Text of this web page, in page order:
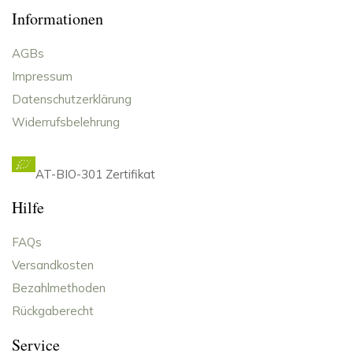
Informationen
AGBs
Impressum
Datenschutzerklärung
Widerrufsbelehrung
AT-BIO-301 Zertifikat
Hilfe
FAQs
Versandkosten
Bezahlmethoden
Rückgaberecht
Service